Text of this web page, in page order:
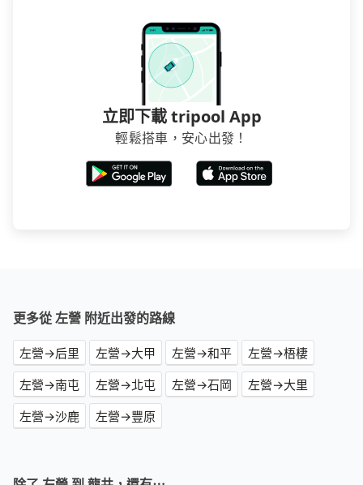
立即下載 tripool App
輕鬆搭車，安心出發！
更多從 左營 附近出發的路線
左營→后里 左營→大甲 左營→和平
左營→梧棲
左營→南屯
左營→北屯 左營→石岡
左營→大里
左營→沙鹿
左營→豐原